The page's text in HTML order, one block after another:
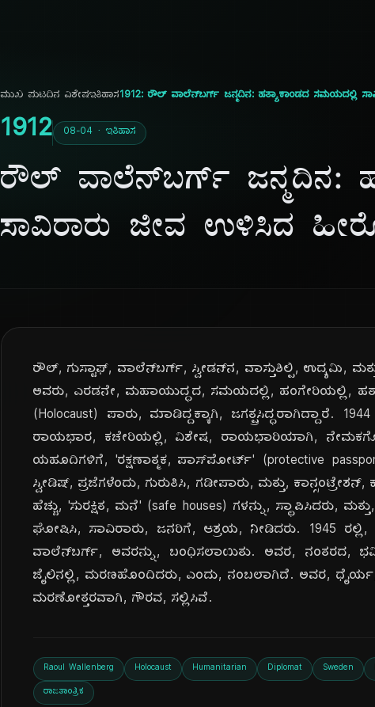
ಮುಖ ಪುಟದಿನ ವಿಶೇಷಇತಿಹಾಸ1912: ರೌಲ್ ವಾಲೆನ್‌ಬರ್ಗ್ ಜನ್ಮದಿನ: ಹತ್ಯಾಕಾಂಡದ ಸಮಯದಲ್ಲಿ
1912 08-04 · ಇತಿಹಾಸ
ರೌಲ್ ವಾಲೆನ್‌ಬರ್ಗ್ ಜನ್ಮದಿನ:
ಸಾವಿರಾರು ಜೀವ ಉಳಿಸಿದ
ರೌಲ್, ಗುಸ್ಟಾಫ್, ವಾಲೆನ್‌ಬರ್ಗ್, ಸ್ವೀಡನ್‌ನ, ವಾಸ್ತುಶಿಲ್ಪಿ, ಉದ್ಯಮಿ,
ಅವರು, ಎರಡನೇ, ಮಹಾಯುದ್ಧದ, ಸಮಯದಲ್ಲಿ, ಹಂಗೇರಿಯಲ್ಲಿ,
(Holocaust) ಪಾರು, ಮಾಡಿದ್ದಕ್ಕಾಗಿ, ಜಗತ್ಪ್ರಸಿದ್ಧರಾಗಿದ್ದಾರೆ.
ರಾಯಭಾರ, ಕಚೇರಿಯಲ್ಲಿ, ವಿಶೇಷ, ರಾಯಭಾರಿಯಾಗಿ,
ಯಹೂದಿಗಳಿಗೆ, 'ರಕ್ಷಣಾತ್ಮಕ, ಪಾಸ್‌ಪೋರ್ಟ್‌' (protective
ಸ್ವೀಡಿಷ್, ಪ್ರಜೆಗಳೆಂದು, ಗುರುತಿಸಿ, ಗಡೀಪಾರು, ಮತ್ತು, ಕಾನ್ಸಂಟ್ರೇಶನ್,
ಹೆಚ್ಚು, 'ಸುರಕ್ಷಿತ, ಮನೆ' (safe houses) ಗಳನ್ನು, ಸ್ಥಾಪಿಸಿದರು,
ಘೋಷಿಸಿ, ಸಾವಿರಾರು, ಜನರಿಗೆ, ಆಶ್ರಯ, ನೀಡಿದರು. 1945
ವಾಲೆನ್‌ಬರ್ಗ್, ಅವರನ್ನು, ಬಂಧಿಸಲಾಯಿತು. ಅವರ, ನಂತರದ,
ಜೈಲಿನಲ್ಲಿ, ಮರಣಹೊಂದಿದರು, ಎಂದು, ನಂಬಲಾಗಿದೆ. ಅವರ,
ಮರಣೋತ್ತರವಾಗಿ, ಗೌರವ, ಸಲ್ಲಿಸಿವೆ.
Raoul Wallenberg Holocaust Humanitarian Diplomat Sweden
ರಾಜತಾಂತ್ರಿಕ